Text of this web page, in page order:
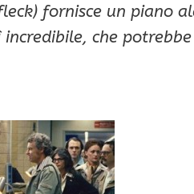
fornisce un piano
che